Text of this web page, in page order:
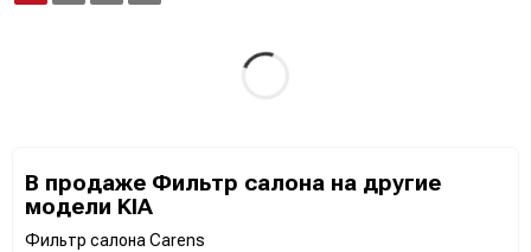
В продаже Фильтр салона на другие
модели KIA
Фильтр салона Carens